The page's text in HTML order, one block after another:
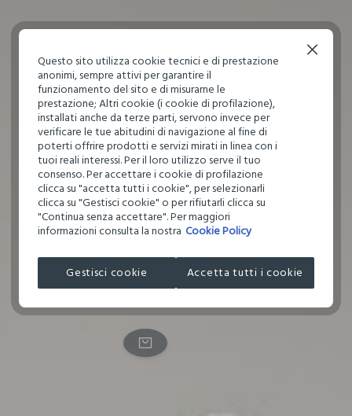
Upim, Blazer
Monopetto
Questo sito utilizza cookie tecnici e di prestazione
anonimi, sempre attivi per garantire il
funzionamento del sito e di misurarne le
prestazione; Altri cookie (i cookie di profilazione),
installati anche da terze parti, servono invece per
verificare le tue abitudini di navigazione al fine di
poterti offrire prodotti e servizi mirati in linea con i
tuoi reali interessi. Per il loro utilizzo serve il tuo
consenso. Per accettare i cookie di profilazione
clicca su "accetta tutti i cookie", per selezionarli
clicca su "Gestisci cookie" o per rifiutarli clicca su
"Continua senza accettare". Per maggiori
informazioni consulta la nostra Cookie Policy
Gestisci cookie Accetta tutti i cookie
Continua senza accettare